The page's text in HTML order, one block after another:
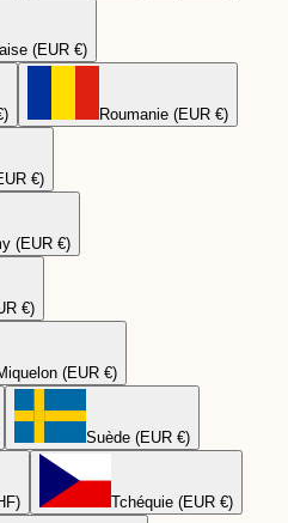
(EUR €)
Roumanie (EUR €)
€)
(EUR €)
€)
(EUR €)
Suède (EUR €)
Tchéquie (EUR €)